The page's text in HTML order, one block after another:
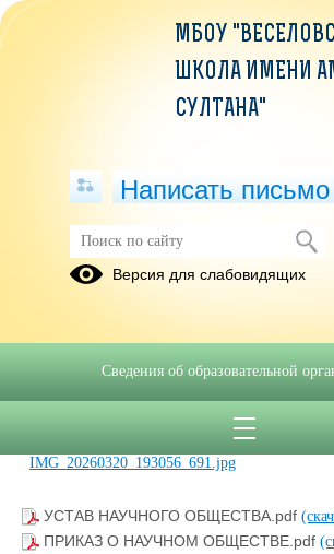
Школьное научное
УСТАВ НАУЧНОГО ОБЩЕСТВА.pdf
ПРИКАЗ О НАУЧНОМ ОБЩЕСТВЕ.pdf
МБОУ
ШКОЛА ИМЕНИ
СУЛТАНА"
Написать письмо
Версия для слабовидящих
Сведения об образовательной